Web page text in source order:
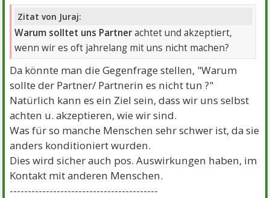
Zitat von Juraj:
Warum solltet uns Partnerachtet und akzeptiert,
wenn wir es oft jahrelang mit uns nicht machen?
Da könnte man die Gegenfrage stellen, "Warum
sollte der Partner/ Partnerin es nicht tun ?"
Natürlich kann es ein Ziel sein, dass wir uns selbst
achten u. akzeptieren, wie wir sind.
Was für so manche Menschen sehr schwer ist, da sie
anders konditioniert wurden.
Dies wird sicher auch pos. Auswirkungen haben, im
Kontakt mit anderen Menschen.
-----------------------------------------